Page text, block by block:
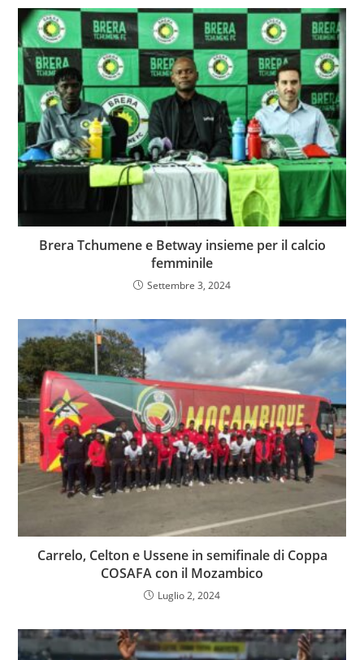
Brera Tchumene e Betway insieme per il calcio
femminile
Settembre 3, 2024
Carrelo, Celton e Ussene in semifinale di Coppa
COSAFA con il Mozambico
Luglio 2, 2024